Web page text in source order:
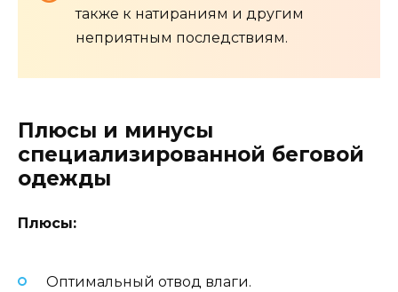
также к натираниям и другим
неприятным последствиям.
Плюсы и минусы
специализированной беговой
одежды
Плюсы:
Оптимальный отвод влаги.